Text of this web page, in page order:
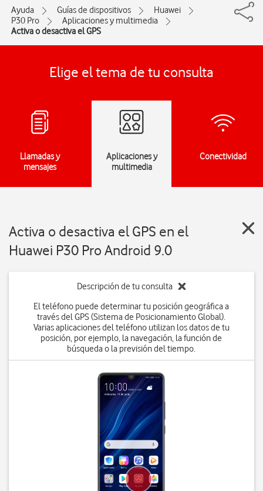
Ayuda Guías de dispositivos
Huawei
P30 Pro
Aplicaciones y multimedia
Activa o desactiva el GPS
Elige el tema de tu consulta
Llamadas y
mensajes
Aplicaciones y
multimedia
Conectividad
Activa o desactiva el GPS en el
Huawei P30 Pro Android 9.0
Descripción de tu consulta
El teléfono puede determinar tu posición geográfica a
través del GPS (Sistema de Posicionamiento Global).
Varias aplicaciones del teléfono utilizan los datos de tu
posición, por ejemplo, la navegación, la función de
búsqueda o la previsión del tiempo.